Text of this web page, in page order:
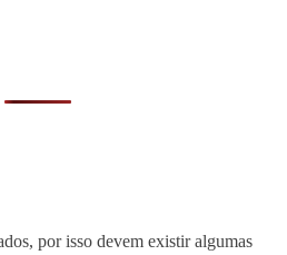
por isso devem existir algumas